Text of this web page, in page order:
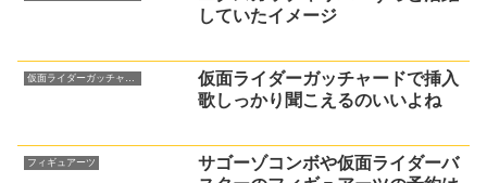
していたイメージ
仮面ライダーガッチャード
仮面ライダーガッチャードで挿入
歌しっかり聞こえるのいいよね
フィギュアーツ
サゴーゾコンボや仮面ライダーバ